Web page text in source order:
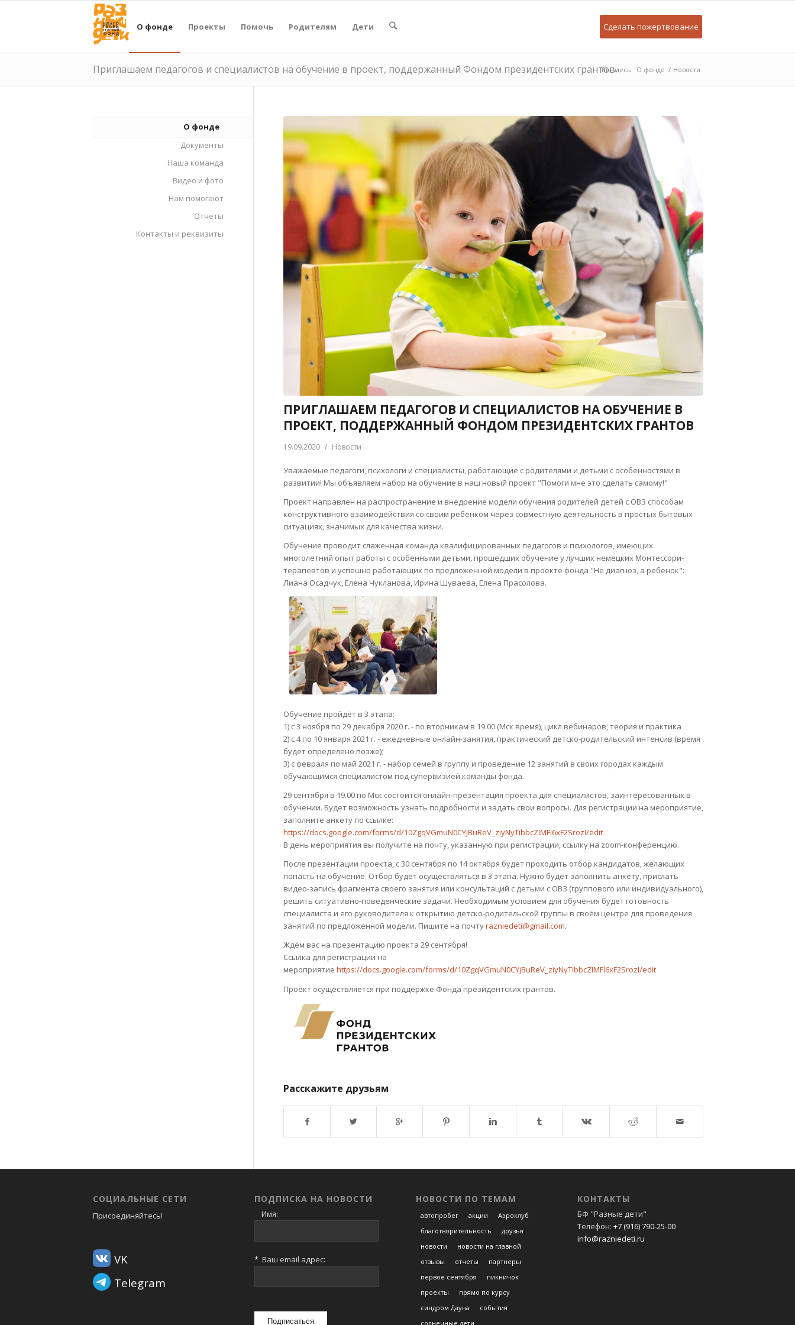
О фонде Проекты Помочь Родителям Дети Сделать пожертвование
Приглашаем педагогов и специалистов на обучение в проект, поддержанный Фондом президентских грантовВы здесь: О фонде / Новости
О фонде
Документы
Наша команда
Видео и фото
Нам помогают
Отчеты
Контакты и реквизиты
ПРИГЛАШАЕМ ПЕДАГОГОВ И СПЕЦИАЛИСТОВ НА ОБУЧЕНИЕ В
ПРОЕКТ, ПОДДЕРЖАННЫЙ ФОНДОМ ПРЕЗИДЕНТСКИХ ГРАНТОВ
19.09.2020 / Новости
Уважаемые педагоги, психологи и специалисты, работающие с родителями и детьми с особенностями в
развитии! Мы объявляем набор на обучение в наш новый проект "Помоги мне это сделать самому!"
Проект направлен на распространение и внедрение модели обучения родителей детей с ОВЗ способам
конструктивного взаимодействия со своим ребенком через совместную деятельность в простых бытовых
ситуациях, значимых для качества жизни.
Обучение проводит слаженная команда квалифицированных педагогов и психологов, имеющих
многолетний опыт работы с особенными детьми, прошедших обучение у лучших немецких Монтессори-
терапевтов и успешно работающих по предложенной модели в проекте фонда "Не диагноз, а ребенок":
Лиана Осадчук, Елена Чукланова, Ирина Шуваева, Елена Прасолова.
Обучение пройдёт в 3 этапа:
1) с 3 ноября по 29 декабря 2020 г. - по вторникам в 19.00 (Мск время), цикл вебинаров, теория и практика
2) с 4 по 10 января 2021 г. - ежедневные онлайн-занятия, практический детско-родительский интенсив (время
будет определено позже);
3) с февраля по май 2021 г. - набор семей в группу и проведение 12 занятий в своих городах каждым
обучающимся специалистом под супервизией команды фонда.
29 сентября в 19.00 по Мск состоится онлайн-презентация проекта для специалистов, заинтересованных в
обучении. Будет возможность узнать подробности и задать свои вопросы. Для регистрации на мероприятие,
заполните анкету по ссылке:
https://docs.google.com/forms/d/10ZgqVGmuN0CYjBuReV_ziyNyTibbcZIMFl6xF2SrozI/edit
В день мероприятия вы получите на почту, указанную при регистрации, ссылку на zoom-конференцию.
После презентации проекта, с 30 сентября по 14 октября будет проходить отбор кандидатов, желающих
попасть на обучение. Отбор будет осуществляться в 3 этапа. Нужно будет заполнить анкету, прислать
видео-запись фрагмента своего занятия или консультаций с детьми с ОВЗ (группового или индивидуального),
решить ситуативно-поведенческие задачи. Необходимым условием для обучения будет готовность
специалиста и его руководителя к открытию детско-родительской группы в своём центре для проведения
занятий по предложенной модели. Пишите на почтуrazniedeti@gmail.com.
Ждём вас на презентацию проекта 29 сентября!
Ссылка для регистрации на
мероприятие https://docs.google.com/forms/d/10ZgqVGmuN0CYjBuReV_ziyNyTibbcZIMFl6xF2SrozI/edit
Проект осуществляется при поддержке Фонда президентских грантов.
Расскажите друзьям
СОЦИАЛЬНЫЕ СЕТИ
Присоединяйтесь!
VK
Telegram
ПОДПИСКА НА НОВОСТИ
Имя:
*Ваш email адрес:
НОВОСТИ ПО ТЕМАМ
автопробег акции
Аэроклуб
благотворительность
друзья
новости
новости на главной
отзывы
отчеты
партнеры
первое сентября
пикничок
проекты
прямо по курсу
синдром Дауна
события
солнечные дети
КОНТАКТЫ
БФ "Разные дети"
Телефон: +7 (916) 790-25-00
info@razniedeti.ru